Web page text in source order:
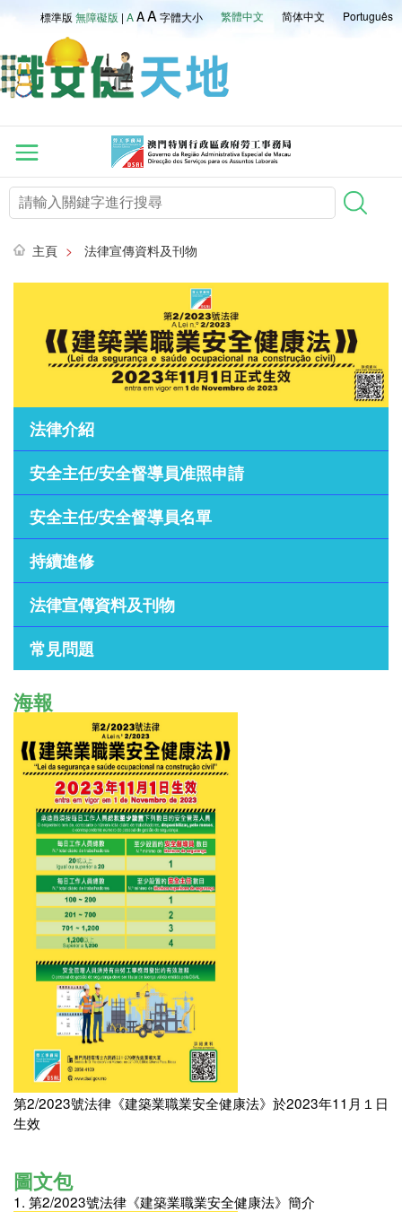
Português
简体中文
繁體中文
標準版 無障礙版 | AAA字體大小
主頁 > 法律宣傳資料及刊物
法律介紹
安全主任/安全督導員准照申請
安全主任/安全督導員名單
持續進修
法律宣傳資料及刊物
常見問題
海報
第2/2023號法律《建築業職業安全健康法》於2023年11月１日
生效
圖文包
1. 第2/2023號法律《建築業職業安全健康法》簡介